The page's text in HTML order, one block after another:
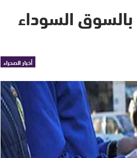
السوداء
أخبار الصحراء